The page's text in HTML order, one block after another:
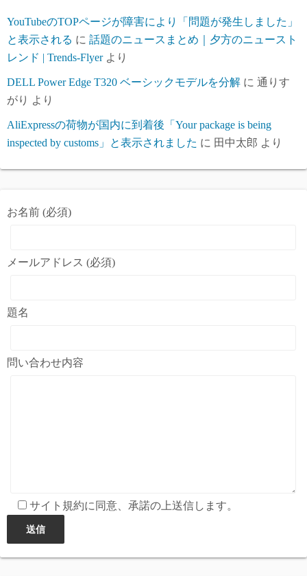
YouTubeのTOPページが障害により「問題が発生しました」
と表示される に 話題のニュースまとめ｜夕方のニュースト
レンド | Trends-Flyerより
DELL Power Edge T320 ベーシックモデルを分解 に 通りす
がり より
AliExpressの荷物が国内に到着後「Your package is being
inspected by customs」と表示されました に 田中太郎 より
お名前 (必須)
メールアドレス (必須)
題名
問い合わせ内容
サイト規約に同意、承諾の上送信します。